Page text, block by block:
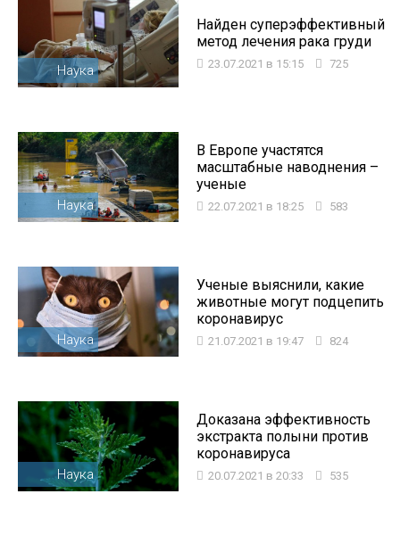
Наука
Найден суперэффективный
метод лечения рака груди
23.07.2021 в 15:15 725
Наука
В Европе участятся
масштабные наводнения –
ученые
22.07.2021 в 18:25 583
Наука
Ученые выяснили, какие
животные могут подцепить
коронавирус
21.07.2021 в 19:47 824
Наука
Доказана эффективность
экстракта полыни против
коронавируса
20.07.2021 в 20:33 535